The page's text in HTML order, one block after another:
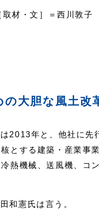
取材・文］＝西川敦
の大胆な風土改
2013年と、他社に先
とする建築・産業事
熱機械、送風機、コ
和憲氏は言う。